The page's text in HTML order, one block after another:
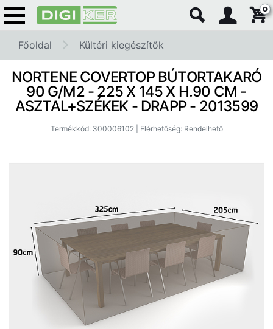
0
Főoldal Kültéri kiegészítők
NORTENE COVERTOP BÚTORTAKARÓ
90 G/M2 - 225 X 145 X H.90 CM -
ASZTAL+SZÉKEK - DRAPP - 2013599
Termékkód: 300006102 | Elérhetőség: Rendelhető